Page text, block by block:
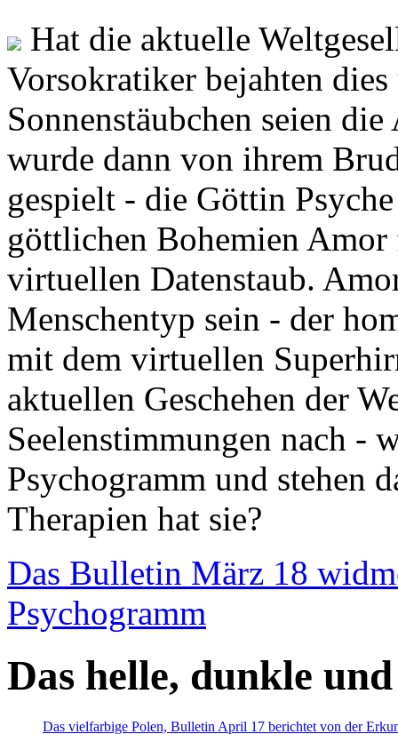
Hat die aktuelle
Vorsokratiker bejahten
Sonnenstäubchen seien
wurde dann von ihrem
gespielt - die Göttin
göttlichen Bohemien
virtuellen Datenstaub.
Menschentyp sein - der
mit dem virtuellen
aktuellen Geschehen der
Seelenstimmungen nach -
Psychogramm und stehen
Therapien hat sie?
Das Bulletin März 18
Psychogramm
Das helle, dunkle
Das vielfarbige Polen, Bulletin April 17 berichtet von der